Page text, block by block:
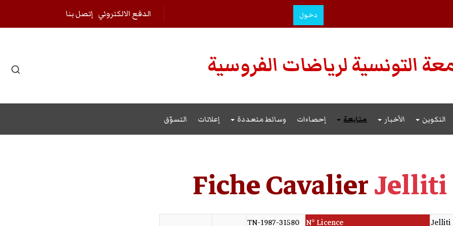
دخول إتصل بنا الدفع الالكتروني
التونسية لرياضات الفروسية
التكوين الأخبار متابعة إحصاءات وسائط متعددة إعلانات التسوّق
Fiche CavalierJelliti
Jelliti
N° Licence
TN-1987-31580